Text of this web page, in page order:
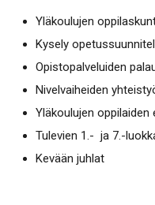
Yläkoulujen
Kysely
Opistopalveluiden
Nivelvaiheiden
Yläkoulujen
Tulevien 1.- ja 7.-
Kevään juhlat